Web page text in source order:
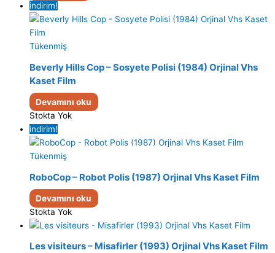
indirim!
Tükenmiş
Beverly Hills Cop – Sosyete Polisi (1984) Orjinal Vhs
Kaset Film
Devamını oku
Stokta Yok
indirim!
Tükenmiş
RoboCop – Robot Polis (1987) Orjinal Vhs Kaset Film
Devamını oku
Stokta Yok
Les visiteurs – Misafirler (1993) Orjinal Vhs Kaset Film